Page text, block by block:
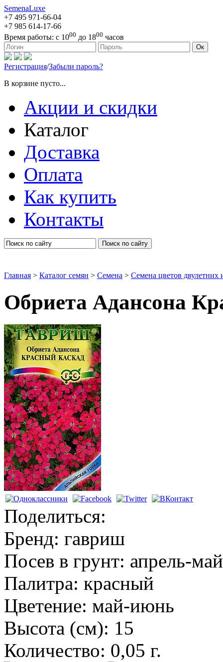
SemenaLuxe
+7 495 971-66-04
+7 985 614-17-66
Время работы: с 1000 до 1800 часов
127473, г. Москва, ул. Краснопролетарская, д. 16, стр. 1 Ок
Регистрация/Забыли пароль?
В корзине пусто...
Акции и скидки
Каталог
Доставка
Оплата
Как купить
Контакты
Поиск по сайту
Главная > Каталог семян > Семена > Семена цветов двулетних
Обриета Адансона
Разные и очень красивые
Поделиться:
Бренд: гавриш
Посев в грунт: апрель-май
Палитра: красный
Цветение: май-июнь
Высота (см): 15
Количество: 0,05 г.